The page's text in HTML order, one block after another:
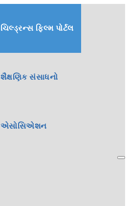
ચિલ્ડ્રન્સ ફિલ્મ પોર્ટલ
શૈક્ષણિક સંસાધનો
એસોસિએશન